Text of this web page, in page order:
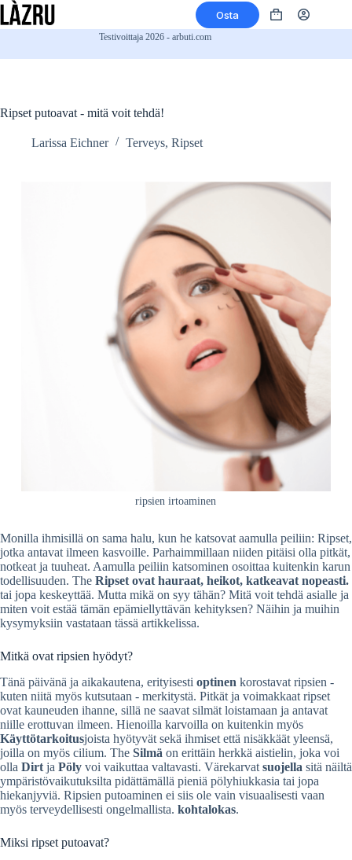
Siirry
sisältöön
Osta Ostoskori
Testivoittaja 2026 - arbuti.com
Ripset putoavat - mitä voit tehdä!
Larissa Eichner Terveys, Ripset
ripsien irtoaminen
Monilla ihmisillä on sama halu, kun he katsovat aamulla peiliin: Ripset,
jotka antavat ilmeen kasvoille. Parhaimmillaan niiden pitäisi olla pitkät,
notkeat ja tuuheat. Aamulla peiliin katsominen osoittaa kuitenkin karun
todellisuuden. The Ripset ovat hauraat, heikot, katkeavat nopeasti.
tai jopa keskeyttää. Mutta mikä on syy tähän? Mitä voit tehdä asialle ja
miten voit estää tämän epämiellyttävän kehityksen? Näihin ja muihin
kysymyksiin vastataan tässä artikkelissa.
Mitkä ovat ripsien hyödyt?
Tänä päivänä ja aikakautena, erityisesti optinen korostavat ripsien -
kuten niitä myös kutsutaan - merkitystä. Pitkät ja voimakkaat ripset
ovat kauneuden ihanne, sillä ne saavat silmät loistamaan ja antavat
niille erottuvan ilmeen. Hienoilla karvoilla on kuitenkin myös
Käyttötarkoitusjoista hyötyvät sekä ihmiset että nisäkkäät yleensä,
joilla on myös cilium. The Silmä on erittäin herkkä aistielin, joka voi
olla Dirt ja Pöly voi vaikuttaa valtavasti. Värekarvat suojella sitä näiltä
ympäristövaikutuksilta pidättämällä pieniä pölyhiukkasia tai jopa
hiekanjyviä. Ripsien putoaminen ei siis ole vain visuaalisesti vaan
myös terveydellisesti ongelmallista. kohtalokas.
Miksi ripset putoavat?